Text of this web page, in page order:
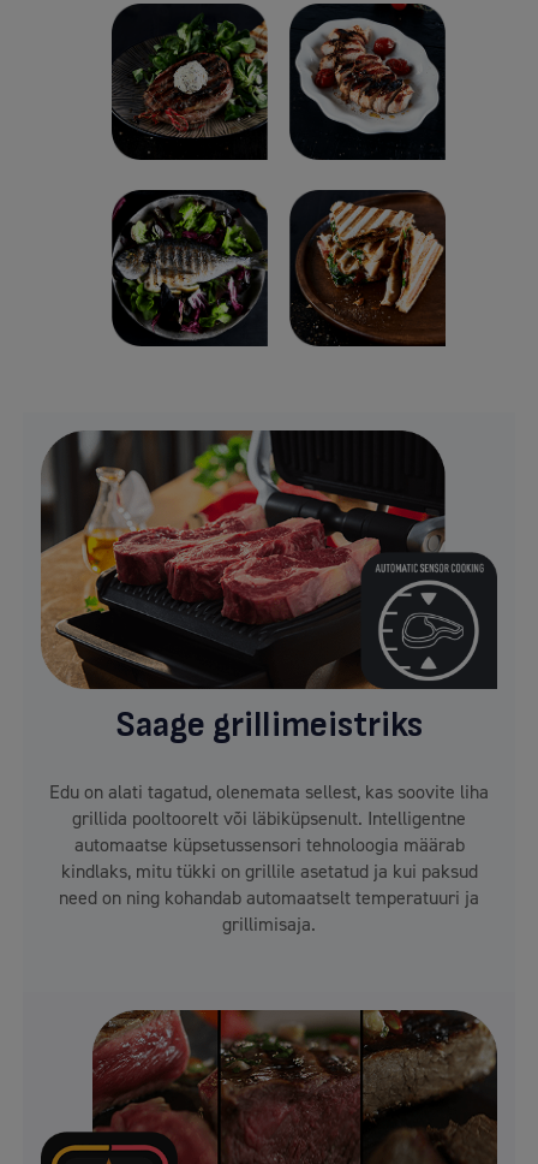
Saage grillimeistriks
Edu on alati tagatud, olenemata sellest, kas soovite liha
grillida pooltoorelt või läbiküpsenult. Intelligentne
automaatse küpsetussensori tehnoloogia määrab
kindlaks, mitu tükki on grillile asetatud ja kui paksud
need on ning kohandab automaatselt temperatuuri ja
grillimisaja.